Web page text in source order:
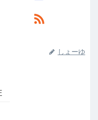
しょーゆ